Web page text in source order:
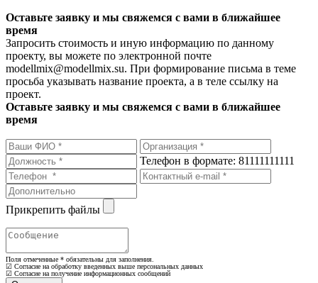
Оставьте заявку и мы свяжемся с вами в ближайшее
время
Запросить стоимость и иную информацию по данному
проекту, вы можете по электронной почте
modellmix@modellmix.su. При формирование письма в теме
просьба указывать название проекта, а в теле ссылку на
проект.
Оставьте заявку и мы свяжемся с вами в ближайшее
время
Телефон в формате: 81111111111
Прикрепить файлы
Поля отмеченные * обязательны для заполнения.
☑ Согласие на обработку введенных выше персональных данных
☑ Согласие на получение информационных сообщений